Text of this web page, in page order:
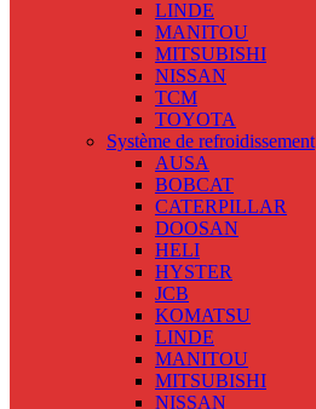
LINDE
MANITOU
MITSUBISHI
NISSAN
TCM
TOYOTA
Système de refroidissement
AUSA
BOBCAT
CATERPILLAR
DOOSAN
HELI
HYSTER
JCB
KOMATSU
LINDE
MANITOU
MITSUBISHI
NISSAN